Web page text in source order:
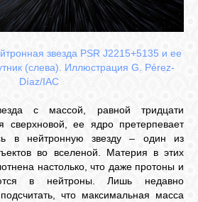
звезда PSR J2215+5135 и ее
(слева). Иллюстрация G. Pérez-
Díaz/IAC
с массой, равной тридцати
сверхновой, ее ядро претерпевает
в нейтронную звезду – один из
во вселеной. Материя в этих
настолько, что даже протоны и
в нейтроны. Лишь недавно
что максимальная масса